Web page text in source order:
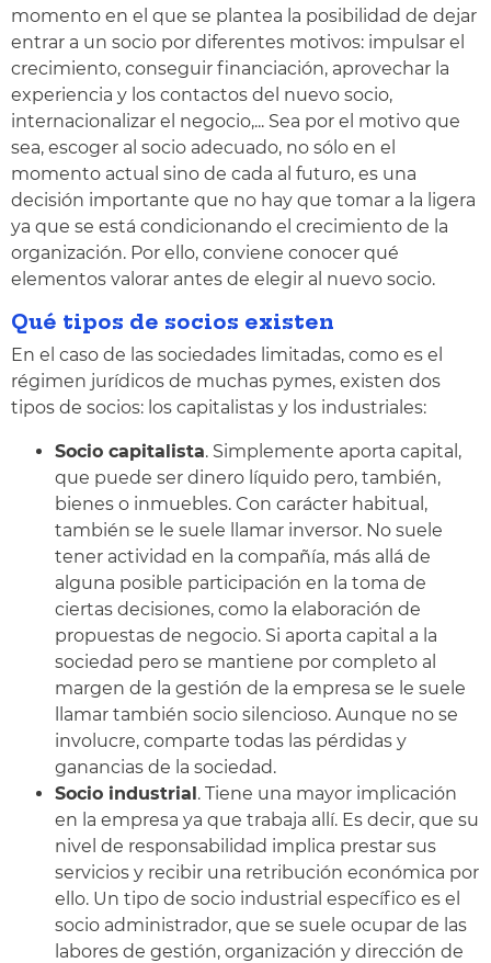
momento en el que se plantea la posibilidad de dejar
entrar a un socio por diferentes motivos: impulsar el
crecimiento, conseguir financiación, aprovechar la
experiencia y los contactos del nuevo socio,
internacionalizar el negocio,... Sea por el motivo que
sea, escoger al socio adecuado, no sólo en el
momento actual sino de cada al futuro, es una
decisión importante que no hay que tomar a la ligera
ya que se está condicionando el crecimiento de la
organización. Por ello, conviene conocer qué
elementos valorar antes de elegir al nuevo socio.
Qué tipos de socios existen
En el caso de las sociedades limitadas, como es el
régimen jurídicos de muchas pymes, existen dos
tipos de socios: los capitalistas y los industriales:
Socio capitalista. Simplemente aporta capital,
que puede ser dinero líquido pero, también,
bienes o inmuebles. Con carácter habitual,
también se le suele llamar inversor. No suele
tener actividad en la compañía, más allá de
alguna posible participación en la toma de
ciertas decisiones, como la elaboración de
propuestas de negocio. Si aporta capital a la
sociedad pero se mantiene por completo al
margen de la gestión de la empresa se le suele
llamar también socio silencioso. Aunque no se
involucre, comparte todas las pérdidas y
ganancias de la sociedad.
Socio industrial. Tiene una mayor implicación
en la empresa ya que trabaja allí. Es decir, que su
nivel de responsabilidad implica prestar sus
servicios y recibir una retribución económica por
ello. Un tipo de socio industrial específico es el
socio administrador, que se suele ocupar de las
labores de gestión, organización y dirección de